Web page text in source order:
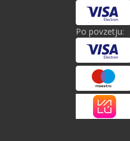
Po povzetju: